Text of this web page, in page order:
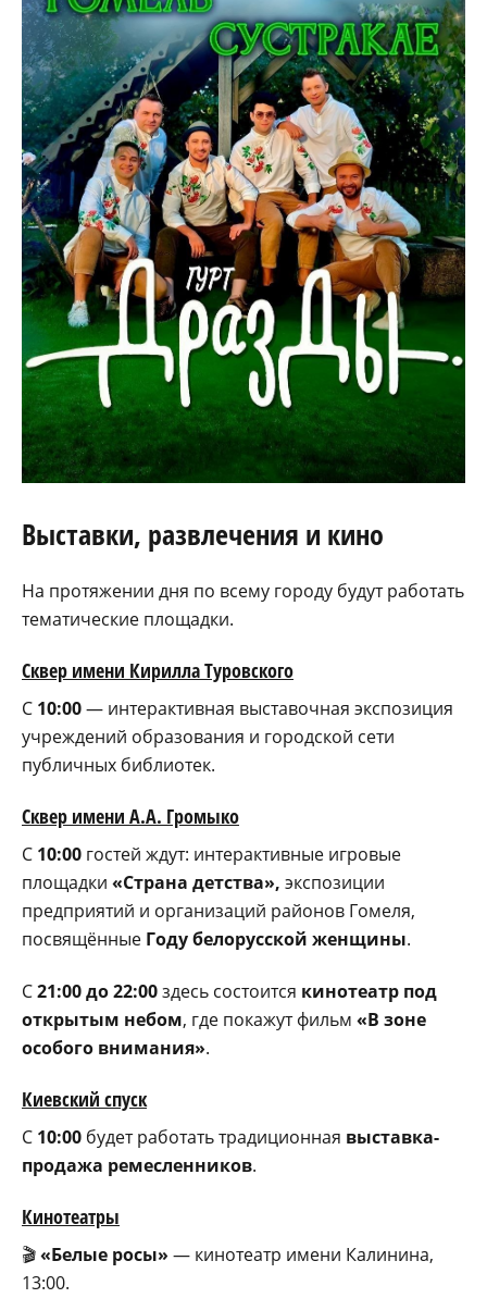
Выставки, развлечения и кино
На протяжении дня по всему городу будут работать
тематические площадки.
Сквер имени Кирилла Туровского
С 10:00— интерактивная выставочная экспозиция
учреждений образования и городской сети
публичных библиотек.
Сквер имени А.А. Громыко
С 10:00 гостей ждут: интерактивные игровые
площадки «Страна детства», экспозиции
предприятий и организаций районов Гомеля,
посвящённые Году белорусской женщины.
С21:00 до 22:00здесь состоится кинотеатр под
открытым небом, где покажут фильм «В зоне
особого внимания».
Киевский спуск
С 10:00 будет работать традиционная выставка-
продажа ремесленников.
Кинотеатры
🎬«Белые росы» — кинотеатр имени Калинина,
13:00.